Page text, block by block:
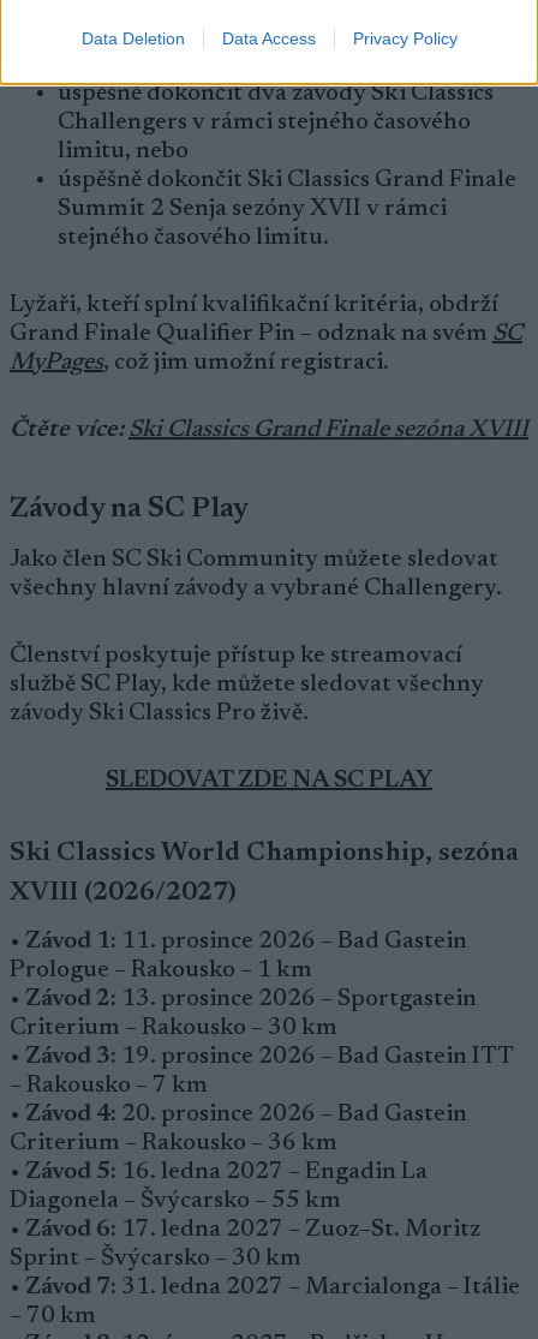
Data Deletion Data Access Privacy Policy
úspěšně dokončit jeden závod Ski Classics
úspěšně dokončit dva závody Ski Classics
Challengers v rámci stejného časového
limitu, nebo
úspěšně dokončit Ski Classics Grand Finale
Summit 2 Senja sezóny XVII v rámci
stejného časového limitu.
Lyžaři, kteří splní kvalifikační kritéria, obdrží
Grand Finale Qualifier Pin – odznak na svém SC
MyPages, což jim umožní registraci.
Čtěte více: Ski Classics Grand Finale sezóna XVIII
Závody na SC Play
Jako člen SC Ski Community můžete sledovat
všechny hlavní závody a vybrané Challengery.
Členství poskytuje přístup ke streamovací
službě SC Play, kde můžete sledovat všechny
závody Ski Classics Pro živě.
SLEDOVAT ZDE NA SC PLAY
Ski Classics World Championship, sezóna
XVIII (2026/2027)
• Závod 1: 11. prosince 2026 – Bad Gastein
Prologue – Rakousko – 1 km
• Závod 2: 13. prosince 2026 – Sportgastein
Criterium – Rakousko – 30 km
• Závod 3: 19. prosince 2026 – Bad Gastein ITT
– Rakousko – 7 km
• Závod 4: 20. prosince 2026 – Bad Gastein
Criterium – Rakousko – 36 km
• Závod 5: 16. ledna 2027 – Engadin La
Diagonela – Švýcarsko – 55 km
• Závod 6: 17. ledna 2027 – Zuoz–St. Moritz
Sprint – Švýcarsko – 30 km
• Závod 7: 31. ledna 2027 – Marcialonga – Itálie
– 70 km